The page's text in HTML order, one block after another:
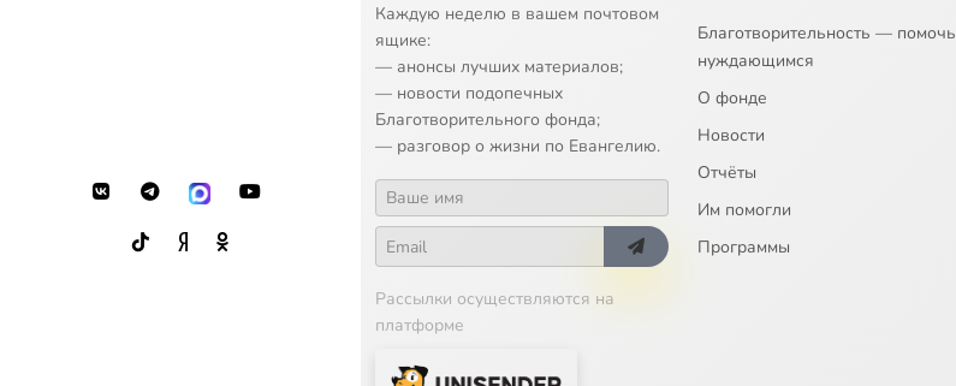
13 13-avva-apollos-velikij.mp4
14 14-avva-apollos-iz-kellij.mp4
15 15-avva-afanasij.mp4
16 16-aleksandr-patriarh-antiohijskij.mp4
17 17-aleksandr-igumen.mp4
18
Каждую неделю в вашем почтовом
ящике:
— анонсы лучших материалов;
— новости подопечных
Благотворительного фонда;
— разговор о жизни по Евангелию.
Рассылки осуществляются на
платформе
Благотворительность — помочь
нуждающимся
О фонде
Новости
Отчёты
Им помогли
Программы